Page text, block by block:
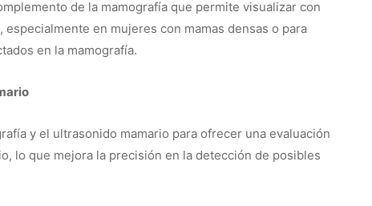
de la mamografía que permite visualizar con
en mujeres con mamas densas o para
en la mamografía.
y el ultrasonido mamario para ofrecer una evaluación
lo que mejora la precisión en la detección de posibles